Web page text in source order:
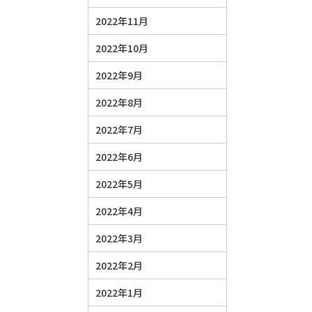
2022年11月
2022年10月
2022年9月
2022年8月
2022年7月
2022年6月
2022年5月
2022年4月
2022年3月
2022年2月
2022年1月